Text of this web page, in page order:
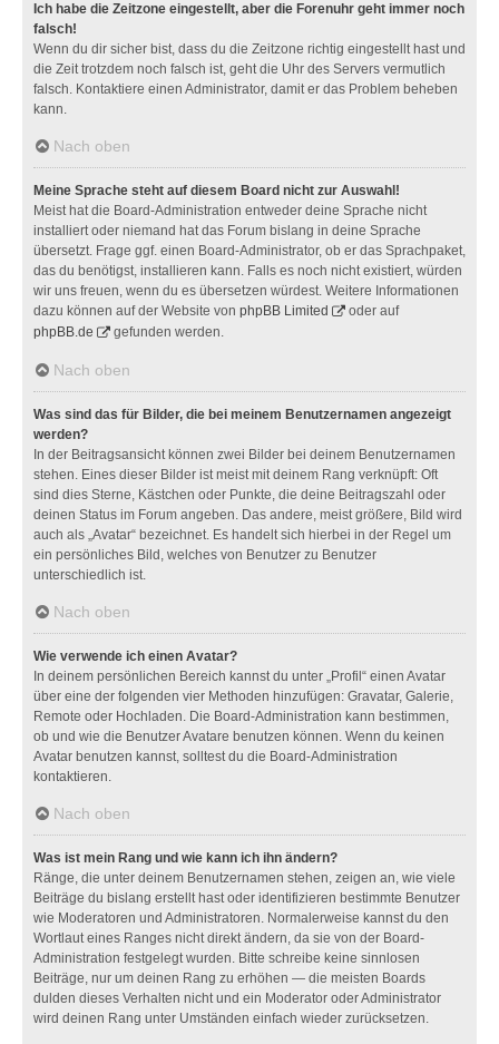
Ich habe die Zeitzone eingestellt, aber die Forenuhr geht immer noch
falsch!
Wenn du dir sicher bist, dass du die Zeitzone richtig eingestellt hast und
die Zeit trotzdem noch falsch ist, geht die Uhr des Servers vermutlich
falsch. Kontaktiere einen Administrator, damit er das Problem beheben
kann.
Nach oben
Meine Sprache steht auf diesem Board nicht zur Auswahl!
Meist hat die Board-Administration entweder deine Sprache nicht
installiert oder niemand hat das Forum bislang in deine Sprache
übersetzt. Frage ggf. einen Board-Administrator, ob er das Sprachpaket,
das du benötigst, installieren kann. Falls es noch nicht existiert, würden
wir uns freuen, wenn du es übersetzen würdest. Weitere Informationen
dazu können auf der Website von phpBB Limited
oder auf
phpBB.de
gefunden werden.
Nach oben
Was sind das für Bilder, die bei meinem Benutzernamen angezeigt
werden?
In der Beitragsansicht können zwei Bilder bei deinem Benutzernamen
stehen. Eines dieser Bilder ist meist mit deinem Rang verknüpft: Oft
sind dies Sterne, Kästchen oder Punkte, die deine Beitragszahl oder
deinen Status im Forum angeben. Das andere, meist größere, Bild wird
auch als „Avatar“ bezeichnet. Es handelt sich hierbei in der Regel um
ein persönliches Bild, welches von Benutzer zu Benutzer
unterschiedlich ist.
Nach oben
Wie verwende ich einen Avatar?
In deinem persönlichen Bereich kannst du unter „Profil“ einen Avatar
über eine der folgenden vier Methoden hinzufügen: Gravatar, Galerie,
Remote oder Hochladen. Die Board-Administration kann bestimmen,
ob und wie die Benutzer Avatare benutzen können. Wenn du keinen
Avatar benutzen kannst, solltest du die Board-Administration
kontaktieren.
Nach oben
Was ist mein Rang und wie kann ich ihn ändern?
Ränge, die unter deinem Benutzernamen stehen, zeigen an, wie viele
Beiträge du bislang erstellt hast oder identifizieren bestimmte Benutzer
wie Moderatoren und Administratoren. Normalerweise kannst du den
Wortlaut eines Ranges nicht direkt ändern, da sie von der Board-
Administration festgelegt wurden. Bitte schreibe keine sinnlosen
Beiträge, nur um deinen Rang zu erhöhen — die meisten Boards
dulden dieses Verhalten nicht und ein Moderator oder Administrator
wird deinen Rang unter Umständen einfach wieder zurücksetzen.